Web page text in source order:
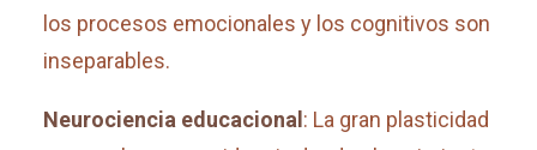
los procesos emocionales y los cognitivos son
inseparables.
Neurociencia educacional : La gran plasticidad